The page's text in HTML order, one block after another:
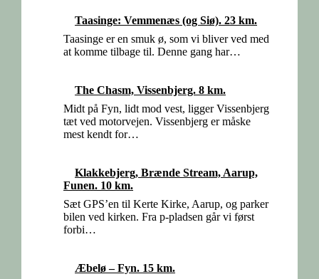
Taasinge: Vemmenæs (og Siø). 23 km.
Taasinge er en smuk ø, som vi bliver ved med
at komme tilbage til. Denne gang har…
The Chasm, Vissenbjerg. 8 km.
Midt på Fyn, lidt mod vest, ligger Vissenbjerg
tæt ved motorvejen. Vissenbjerg er måske
mest kendt for…
Klakkebjerg, Brænde Stream, Aarup,
Funen. 10 km.
Sæt GPS’en til Kerte Kirke, Aarup, og parker
bilen ved kirken. Fra p-pladsen går vi først
forbi…
Æbelø – Fyn. 15 km.